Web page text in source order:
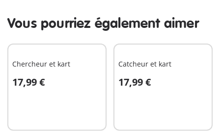
Vous pourriez également aimer
Chercheur et kart
17,99 €
Au panier
Catcheur et kart
17,99 €
Au panier